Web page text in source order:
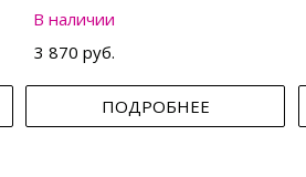
В наличии
3 870 руб.
ПОДРОБНЕЕ